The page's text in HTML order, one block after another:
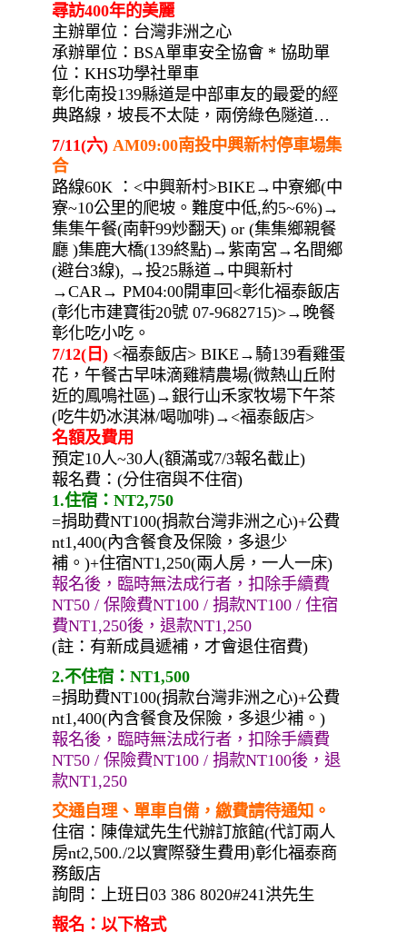
尋訪400年的美麗
主辦單位：台灣非洲之心
承辦單位：BSA單車安全協會 * 協助單
位：KHS功學社單車
彰化南投139縣道是中部車友的最愛的經
典路線，坡長不太陡，兩傍綠色隧道…
7/11(六) AM09:00南投中興新村停車場集
合
路線60K ：<中興新村>BIKE→中寮鄉(中
寮~10公里的爬坡。難度中低,約5~6%)→
集集午餐(南軒99炒翻天) or (集集鄉親餐
廳 )集鹿大橋(139終點)→紫南宮→名間鄉
(避台3線), →投25縣道→中興新村
→CAR→ PM04:00開車回<彰化福泰飯店
(彰化市建寶街20號 07-9682715)>→晚餐
彰化吃小吃。
7/12(日)<福泰飯店> BIKE→騎139看雞蛋
花，午餐古早味滴雞精農場(微熱山丘附
近的鳳鳴社區)→銀行山禾家牧場下午茶
(吃牛奶冰淇淋/喝咖啡)→<福泰飯店>
名額及費用
預定10人~30人(額滿或7/3報名截止)
報名費：(分住宿與不住宿)
1.住宿：NT2,750
=捐助費NT100(捐款台灣非洲之心)+公費
nt1,400(內含餐食及保險，多退少
補。)+住宿NT1,250(兩人房，一人一床)
報名後，臨時無法成行者，扣除手續費
NT50 / 保險費NT100 / 捐款NT100 / 住宿
費NT1,250後，退款NT1,250
(註：有新成員遞補，才會退住宿費)
2.不住宿：NT1,500
=捐助費NT100(捐款台灣非洲之心)+公費
nt1,400(內含餐食及保險，多退少補。)
報名後，臨時無法成行者，扣除手續費
NT50 / 保險費NT100 / 捐款NT100後，退
款NT1,250
交通自理、單車自備，繳費請待通知。
住宿：陳偉斌先生代辦訂旅館(代訂兩人
房nt2,500./2以實際發生費用)彰化福泰商
務飯店
詢問：上班日03 386 8020#241洪先生
報名：以下格式